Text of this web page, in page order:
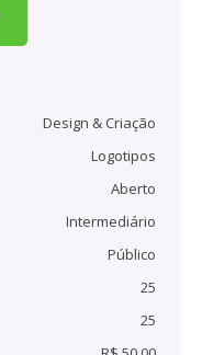
Design & Criação
Logotipos
Aberto
Intermediário
Público
25
25